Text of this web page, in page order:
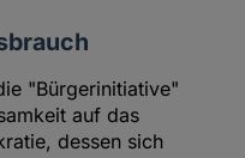
"Bürgerinitiative"
auf das
dessen sich